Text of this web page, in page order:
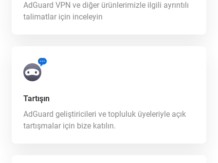
AdGuard VPN ve diğer ürünlerimizle ilgili ayrıntılı
talimatlar için inceleyin
Tartışın
AdGuard geliştiricileri ve topluluk üyeleriyle açık
tartışmalar için bize katılın.